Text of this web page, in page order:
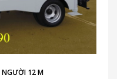
NGƯỜI 12 M